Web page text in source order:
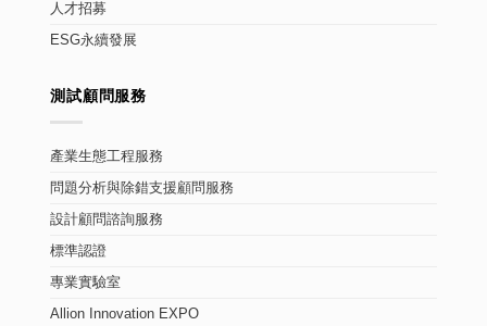
人才招募
ESG永續發展
測試顧問服務
產業生態工程服務
問題分析與除錯支援顧問服務
設計顧問諮詢服務
標準認證
專業實驗室
Allion Innovation EXPO